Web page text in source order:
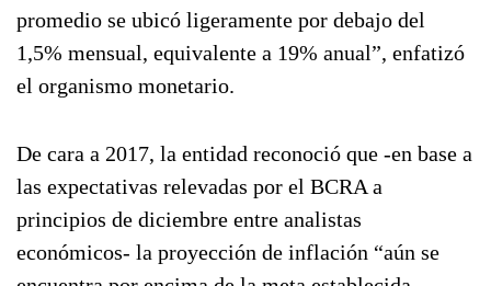
promedio se ubicó ligeramente por debajo del
1,5% mensual, equivalente a 19% anual”, enfatizó
el organismo monetario.
De cara a 2017, la entidad reconoció que -en base a
las expectativas relevadas por el BCRA a
principios de diciembre entre analistas
económicos- la proyección de inflación “aún se